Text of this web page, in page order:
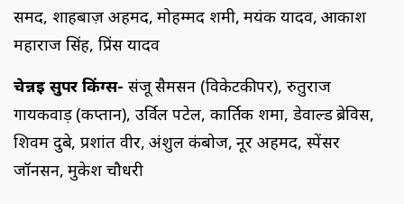
समद, शाहबाज़ अहमद, मोहम्मद शमी, मयंक यादव, आकाश
महाराज सिंह, प्रिंस यादव
चेन्नई सुपर किंग्स- संजू सैमसन (विकेटकीपर), रुतुराज
गायकवाड़ (कप्तान), उर्विल पटेल, कार्तिक शर्मा, डेवाल्ड ब्रेविस,
शिवम दुबे, प्रशांत वीर, अंशुल कंबोज, नूर अहमद, स्पेंसर
जॉनसन, मुकेश चौधरी